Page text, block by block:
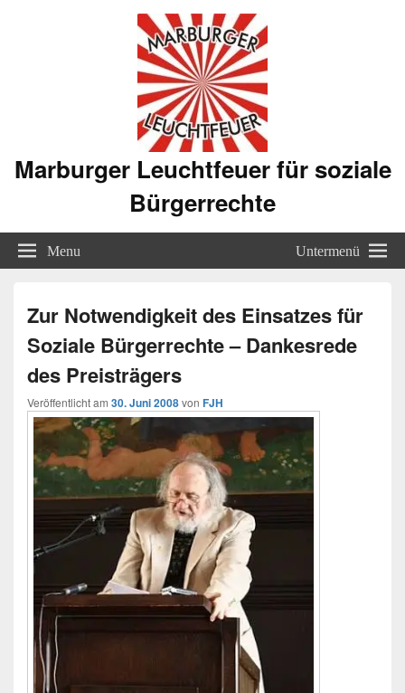
Marburger Leuchtfeuer für soziale
Bürgerrechte
Menu Untermenü
Zur Notwendigkeit des Einsatzes für
Soziale Bürgerrechte – Dankesrede
des Preisträgers
Veröffentlicht am 30. Juni 2008von FJH